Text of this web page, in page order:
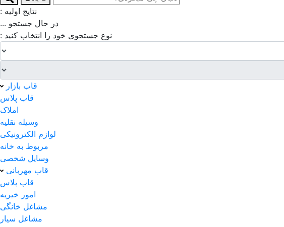
نتایج اولیه :
در حال جستجو ...
نوع جستجوی خود را انتخاب کنید :
قاب بازار
قاب پلاس
املاک
وسیله نقلیه
لوازم الکترونیکی
مربوط به خانه
وسایل شخصی
قاب مهربانی
قاب پلاس
امور خیریه
مشاغل خانگی
مشاغل سیار